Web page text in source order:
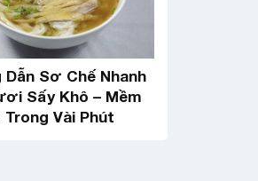
Sơ Chế Nhanh
Sấy Khô – Mềm
Trong Vài Phút